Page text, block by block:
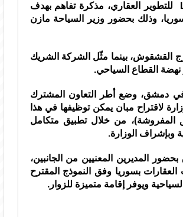
وقعت وزارة السياحة مع شركةLiving One Tow One للتطوير العقاري، مذكرة تفاهم بهدف
وذلك بحضور وزير السياحة مازن
القشقوش، بينما مثّل الشركة الشريك
نهضة القطاع السياحي.
في دمشق، وضع أطر التعاون المشترك
لاقتراح مبان يمكن توظيفها في هذا
المفروشة)، من خلال تطبيق متكامل
وبإشراف الوزارة.
المديرين المعنيين من الجانبين،
بسوريا وفق النموذج المقترح
ويوفر إقامة متميزة للزوار.